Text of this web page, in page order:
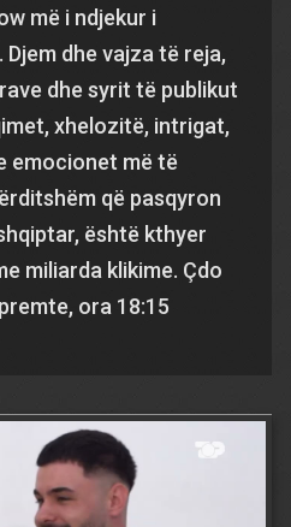
më i ndjekur i
dhe vajza të reja,
dhe syrit të publikut
xhelozitë, intrigat,
emocionet më të
që pasqyron
është kthyer
miliarda klikime. Çdo
ora 18:15